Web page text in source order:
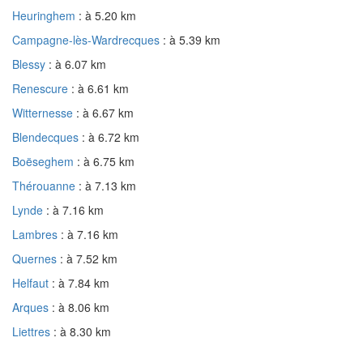
Heuringhem : à 5.20 km
Campagne-lès-Wardrecques : à 5.39 km
Blessy : à 6.07 km
Renescure : à 6.61 km
Witternesse : à 6.67 km
Blendecques : à 6.72 km
Boëseghem : à 6.75 km
Thérouanne : à 7.13 km
Lynde : à 7.16 km
Lambres : à 7.16 km
Quernes : à 7.52 km
Helfaut : à 7.84 km
Arques : à 8.06 km
Liettres : à 8.30 km